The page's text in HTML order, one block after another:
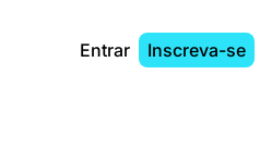
Entrar Inscreva-se